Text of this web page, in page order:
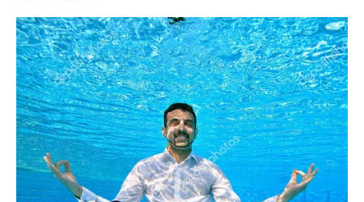
— Знаєте, Оксано, — нарешті сказав він. — У таких справах